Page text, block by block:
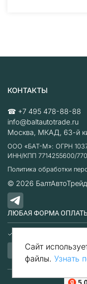
КОНТАКТЫ
☎ +7 495 478-88-88
info@baltautotrade.ru
Москва, МКАД, 63-й
ООО «БАТ-М»: ОГРН
ИНН/КПП 7714255600/
Политика обработки
© 2026
ЛЮБАЯ ФОРМА
Сайт
файлы. Узнать